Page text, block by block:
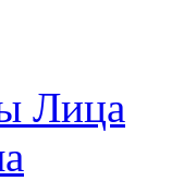
Лица